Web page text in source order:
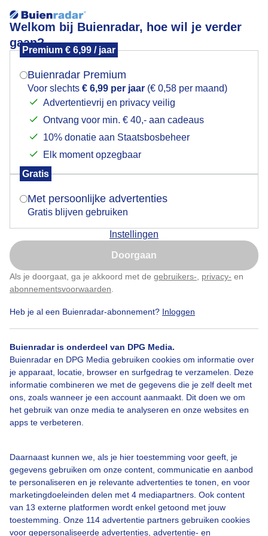
Welkom bij Buienradar, hoe wil je verder
gaan?
Premium € 6,99 / jaar
Buienradar Premium
Voor slechts € 6,99 per jaar (€ 0,58 per maand)
Advertentievrij en privacy veilig
Ontvang voor min. € 40,- aan cadeaus
10% donatie aan Staatsbosbeheer
Elk moment opzegbaar
Gratis
Met persoonlijke advertenties
Gratis blijven gebruiken
Instellingen
Doorgaan
Als je doorgaat, ga je akkoord met de gebruikers- privacy- en
abonnementsvoorwaarden
Heb je al een Buienradar-abonnement? Inloggen
Buienradar is onderdeel van DPG Media.
Buienradar en DPG Media gebruiken cookies om informatie over
je apparaat, locatie, browser en surfgedrag te verzamelen. Deze
informatie combineren we met de gegevens die je zelf deelt met
ons, zoals wanneer je een account aanmaakt. Dit doen we om
het gebruik van onze media te analyseren en onze websites en
apps te verbeteren.
Daarnaast kunnen we, als je hier toestemming voor geeft, je
gegevens gebruiken om onze content, communicatie en aanbod
te personaliseren en je relevante advertenties te tonen, en voor
marketingdoeleinden delen met 4 mediapartners. Ook content
van 13 externe platformen wordt enkel getoond met jouw
toestemming. Onze 114 advertentie partners gebruiken cookies
voor gepersonaliseerde advertenties, advertentie- en
regenbuitje
Populaire categorieën
Lente
Zomer
Over Buienradar
Bedrijfsgegevens
Veelgestelde vragen
Contact
Gebruikersvoorwaarden
Adverteren
Buienradar Team
Privacy beleid
Mogen we je locatie gebruiken voor het
Indien je hier nog geen akkoord op hebt gegeven,
verschijnt er zo een pop-up uit je browser waarin
Is goed, toon de popup
Nu niet, misschien later
Klik hierom dit aan te passen